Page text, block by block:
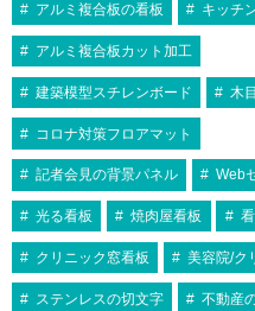
アルミ複合板の看板 キッチ
アルミ複合板カット加工
建築模型スチレンボード 木
コロナ対策フロアマット
記者会見の背景パネル Web
光る看板 焼肉屋看板
クリニック窓看板 美容院/ク
ステンレスの切文字 不動産